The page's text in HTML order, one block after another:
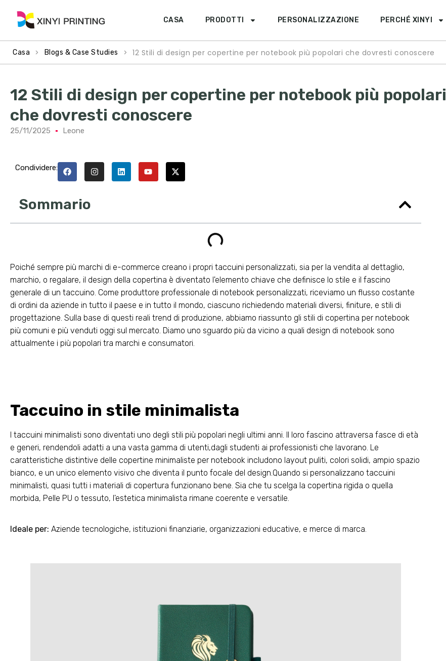
CASA PRODOTTI PERSONALIZZAZIONE PERCHÉ XINYI
Casa > Blogs & Case Studies > 12 Stili di design per copertine per notebook più popolari che dovresti conoscere
12 Stili di design per copertine per notebook più popolari
che dovresti conoscere
25/11/2025 Leone
Condividere:
Sommario
Poiché sempre più marchi di e-commerce creano i propri taccuini personalizzati, sia per la vendita al dettaglio,
marchio, o regalare, il design della copertina è diventato l'elemento chiave che definisce lo stile e il fascino
generale di un taccuino. Come produttore professionale di notebook personalizzati, riceviamo un flusso costante
di ordini da aziende in tutto il paese e in tutto il mondo, ciascuno richiedendo materiali diversi, finiture, e stili di
progettazione. Sulla base di questi reali trend di produzione, abbiamo riassunto gli stili di copertina per notebook
più comuni e più venduti oggi sul mercato. Diamo uno sguardo più da vicino a quali design di notebook sono
attualmente i più popolari tra marchi e consumatori.
Taccuino in stile minimalista
I taccuini minimalisti sono diventati uno degli stili più popolari negli ultimi anni. Il loro fascino attraversa fasce di età
e generi, rendendoli adatti a una vasta gamma di utenti,dagli studenti ai professionisti che lavorano. Le
caratteristiche distintive delle copertine minimaliste per notebook includono layout puliti, colori solidi, ampio spazio
bianco, e un unico elemento visivo che diventa il punto focale del design.Quando si personalizzano taccuini
minimalisti, quasi tutti i materiali di copertura funzionano bene. Sia che tu scelga la copertina rigida o quella
morbida, Pelle PU o tessuto, l'estetica minimalista rimane coerente e versatile.
Ideale per: Aziende tecnologiche, istituzioni finanziarie, organizzazioni educative, e merce di marca.